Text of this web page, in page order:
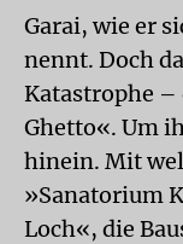
Garai, wie er
nennt. Doch
Katastrophe –
Ghetto«. Um
hinein. Mit
»Sanatorium
Loch«, die